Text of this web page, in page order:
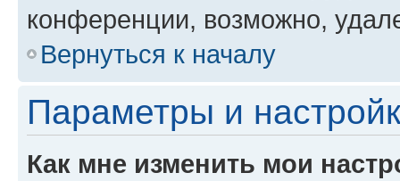
конференции, возможно,
Вернуться к началу
Параметры и
Как мне изменить мои